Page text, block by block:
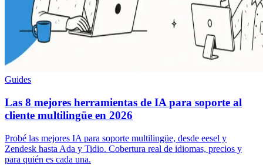
Guides
Las 8 mejores herramientas de IA para soporte al
cliente multilingüe en 2026
Probé las mejores IA para soporte multilingüe, desde eesel y
Zendesk hasta Ada y Tidio. Cobertura real de idiomas, precios y
para quién es cada una.